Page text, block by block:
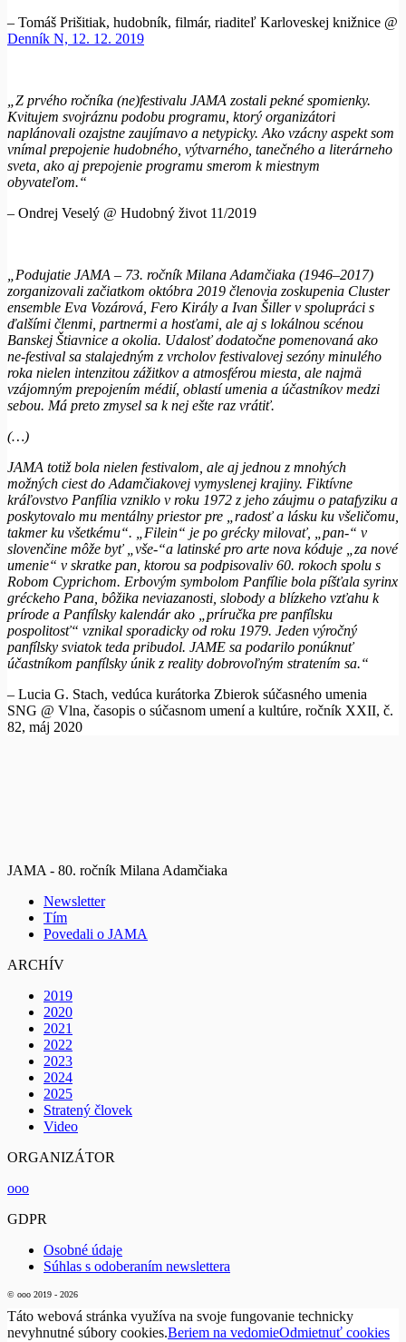
– Tomáš Prišitiak, hudobník, filmár, riaditeľ Karloveskej knižnice @
Denník N, 12. 12. 2019
„Z prvého ročníka (ne)festivalu JAMA zostali pekné spomienky.
Kvitujem svojráznu podobu programu, ktorý organizátori
naplánovali ozajstne zaujímavo a netypicky. Ako vzácny aspekt som
vnímal prepojenie hudobného, výtvarného, tanečného a literárneho
sveta, ako aj prepojenie programu smerom k miestnym
obyvateľom.“
– Ondrej Veselý @ Hudobný život 11/2019
„Podujatie JAMA – 73. ročník Milana Adamčiaka (1946–2017)
zorganizovali začiatkom októbra 2019 členovia zoskupenia Cluster
ensemble Eva Vozárová, Fero Király a Ivan Šiller v spolupráci s
ďalšími členmi, partnermi a hosťami, ale aj s lokálnou scénou
Banskej Štiavnice a okolia. Udalosť dodatočne pomenovaná ako
ne-festival sa stalajedným z vrcholov festivalovej sezóny minulého
roka nielen intenzitou zážitkov a atmosférou miesta, ale najmä
vzájomným prepojením médií, oblastí umenia a účastníkov medzi
sebou. Má preto zmysel sa k nej ešte raz vrátiť.
(…)
JAMA totiž bola nielen festivalom, ale aj jednou z mnohých
možných ciest do Adamčiakovej vymyslenej krajiny. Fiktívne
kráľovstvo Panfília vzniklo v roku 1972 z jeho záujmu o patafyziku a
poskytovalo mu mentálny priestor pre „radosť a lásku ku všeličomu,
takmer ku všetkému“. „Filein“ je po grécky milovať, „pan-“ v
slovenčine môže byť „vše-“a latinské pro arte nova kóduje „za nové
umenie“ v skratke pan, ktorou sa podpisovaliv 60. rokoch spolu s
Robom Cyprichom. Erbovým symbolom Panfílie bola píšťala syrinx
gréckeho Pana, bôžika neviazanosti, slobody a blízkeho vzťahu k
prírode a Panfílsky kalendár ako „príručka pre panfílsku
pospolitosť“ vznikal sporadicky od roku 1979. Jeden výročný
panfílsky sviatok teda pribudol. JAME sa podarilo ponúknuť
účastníkom panfílsky únik z reality dobrovoľným stratením sa.“
– Lucia G. Stach, vedúca kurátorka Zbierok súčasného umenia
SNG @ Vlna, časopis o súčasnom umení a kultúre, ročník XXII, č.
82, máj 2020
JAMA - 80. ročník Milana Adamčiaka
Newsletter
Tím
Povedali o JAMA
ARCHÍV
2019
2020
2021
2022
2023
2024
2025
Stratený človek
Video
ORGANIZÁTOR
ooo
GDPR
Osobné údaje
Súhlas s odoberaním newslettera
© ooo 2019 - 2026
Táto webová stránka využíva na svoje fungovanie technicky
nevyhnutné súbory cookies.Beriem na vedomieOdmietnuť cookies